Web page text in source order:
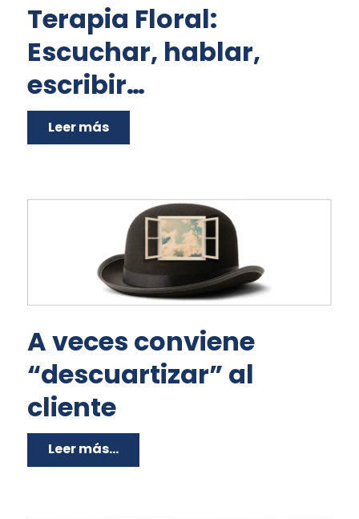
Terapia Floral:
Escuchar, hablar,
escribir…
Leer más
A veces conviene
“descuartizar” al
cliente
Leer más...